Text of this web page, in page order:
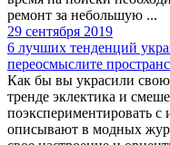
ремонт за небольшую ...
29 сентября 2019
6 лучших тенденций
переосмыслите
Как бы вы украсили
тренде эклектика и
поэкспериментировать с
описывают в модных